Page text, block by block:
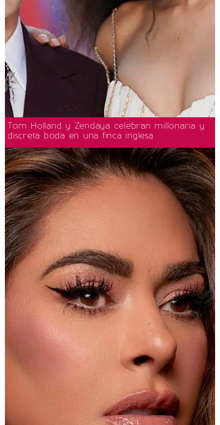
Tom Holland y Zendaya celebran millonaria y
discreta boda en una finca inglesa